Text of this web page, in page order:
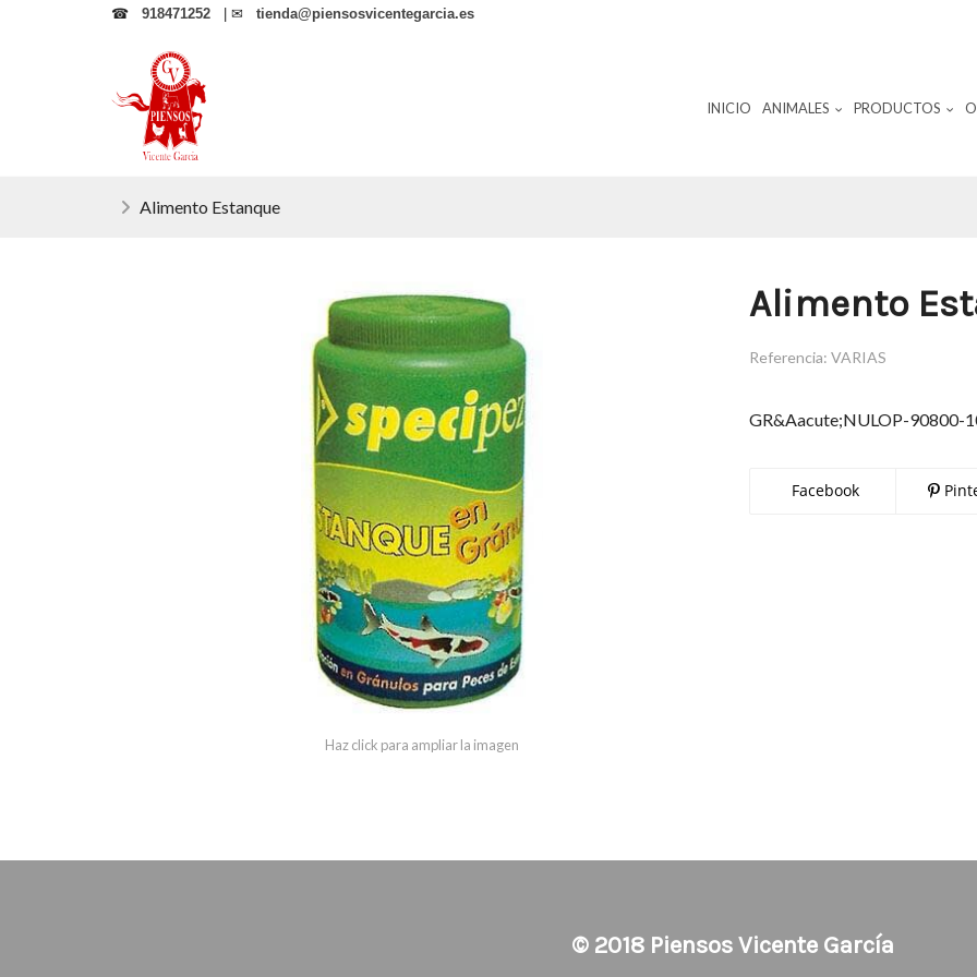
☎ 918471252 | ✉ tienda@piensosvicentegarcia.es
INICIO ANIMALES PRODUCTOS
Alimento Estanque
Haz click para ampliar la imagen
Alimento
Referencia: VARIAS
GR&Aacute;NULOP-90800-
Facebook
© 2018 Piensos Vicente García